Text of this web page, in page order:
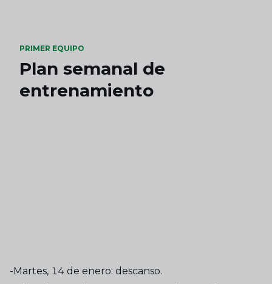
PRIMER EQUIPO
Plan semanal de
entrenamiento
-Martes, 14 de enero: descanso.